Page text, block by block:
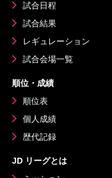
試合日程
試合結果
レギュレーション
試合会場一覧
順位・成績
順位表
個人成績
歴代記録
JD リーグとは